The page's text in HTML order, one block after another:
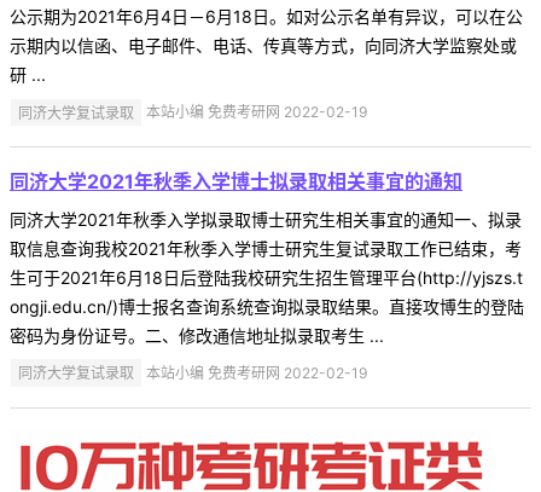
公示期为2021年6月4日－6月18日。如对公示名单有异议，可以在公
示期内以信函、电子邮件、电话、传真等方式，向同济大学监察处或
研 ...
同济大学复试录取 本站小编 免费考研网 2022-02-19
同济大学2021年秋季入学博士拟录取相关事宜的通知
同济大学2021年秋季入学拟录取博士研究生相关事宜的通知一、拟录
取信息查询我校2021年秋季入学博士研究生复试录取工作已结束，考
生可于2021年6月18日后登陆我校研究生招生管理平台(http://yjszs.t
ongji.edu.cn/)博士报名查询系统查询拟录取结果。直接攻博生的登陆
密码为身份证号。二、修改通信地址拟录取考生 ...
同济大学复试录取 本站小编 免费考研网 2022-02-19